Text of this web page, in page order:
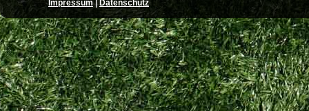
Impressum| Datenschutz